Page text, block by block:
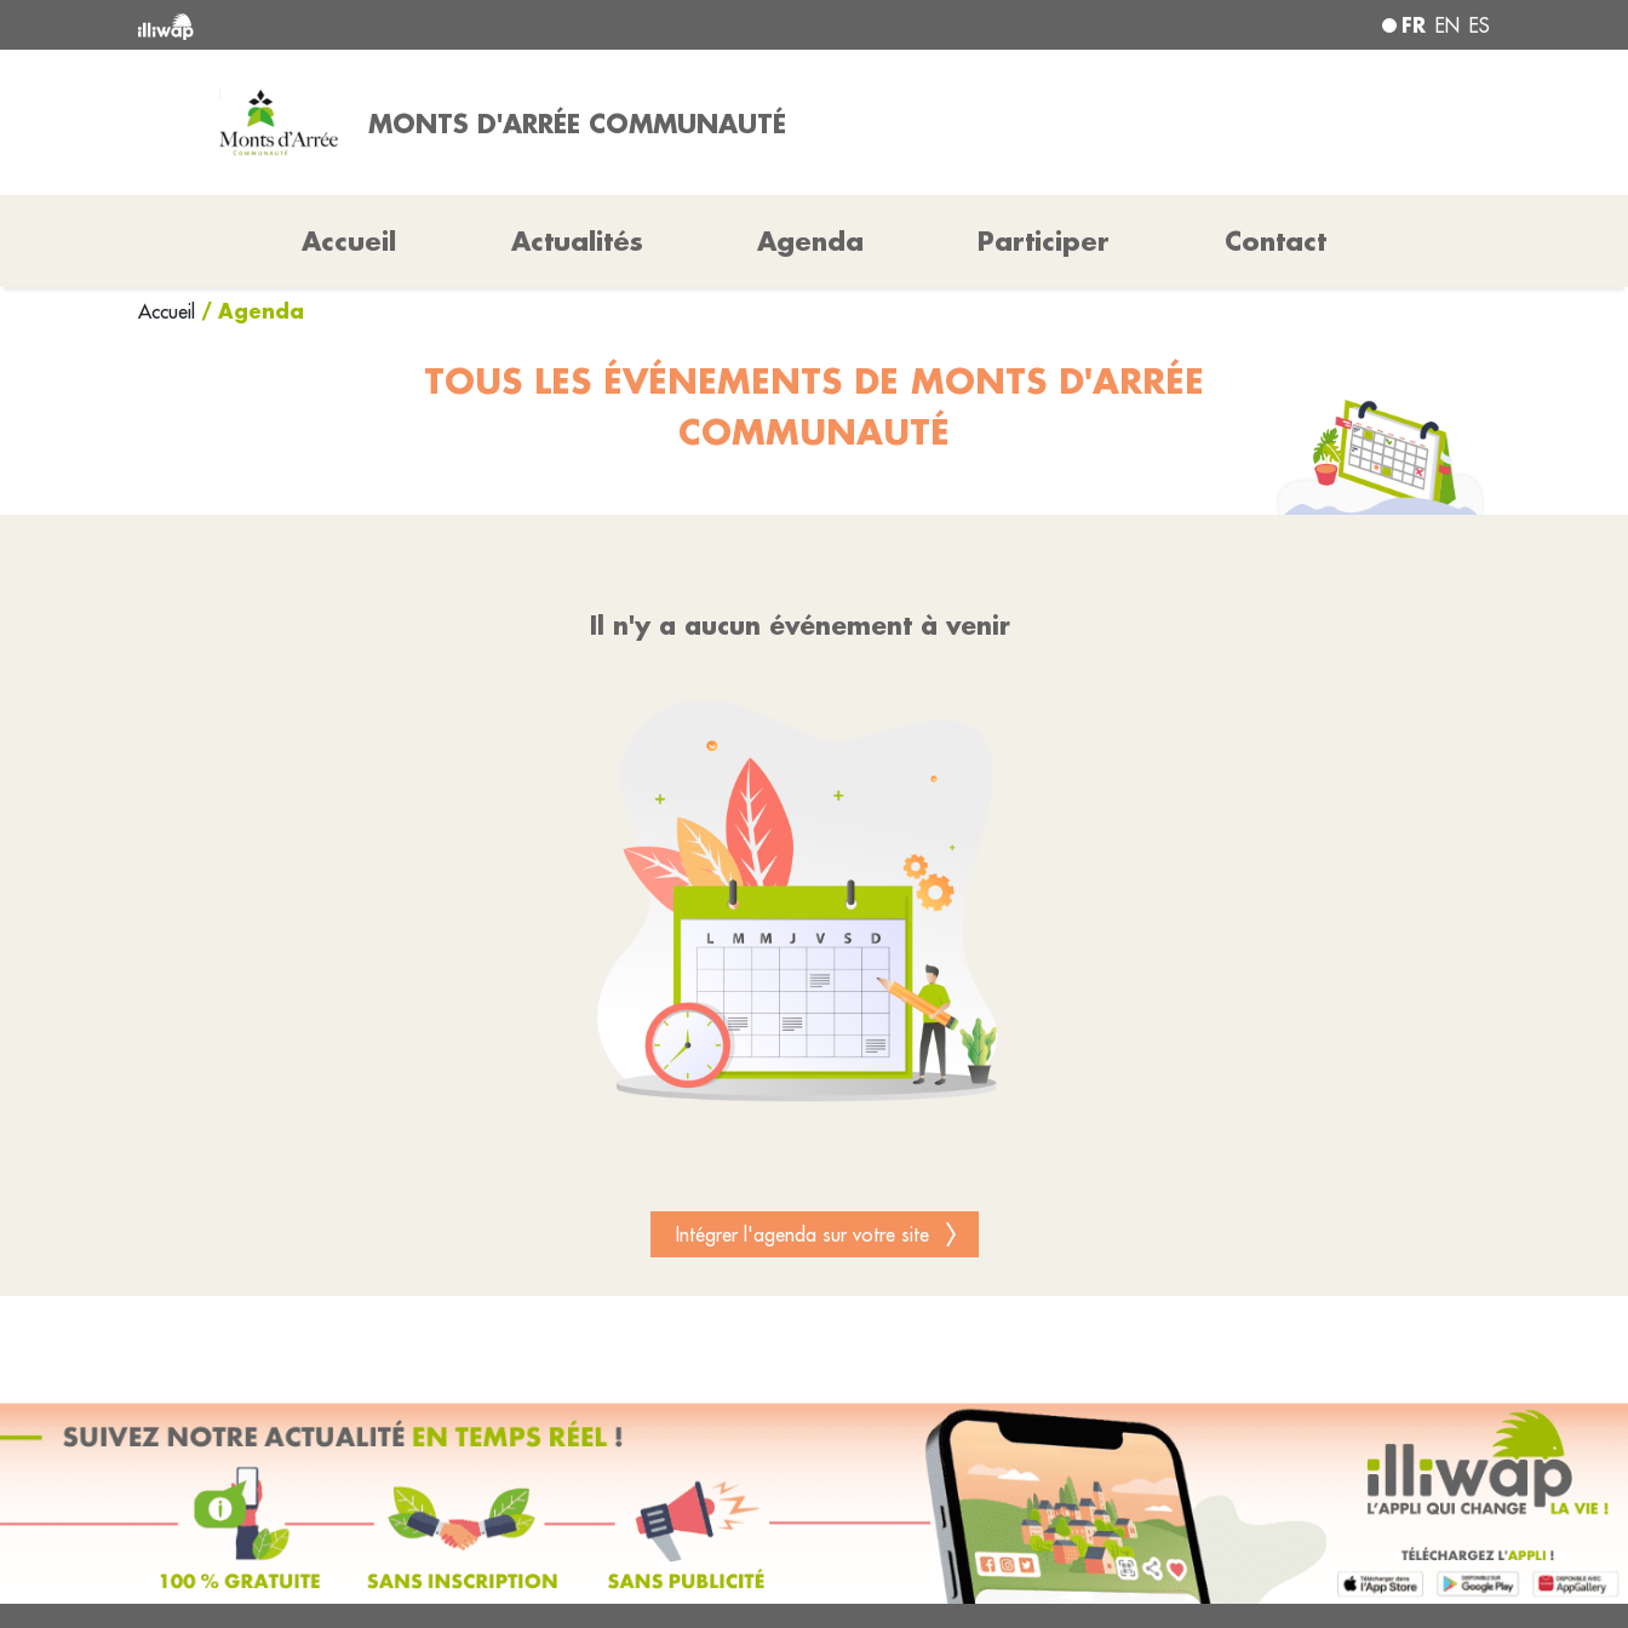
FR EN ES
MONTS D'ARRÉE COMMUNAUTÉ
Accueil Actualités Agenda Participer Contact
Accueil / Agenda
TOUS LES ÉVÉNEMENTS DE MONTS D'ARRÉE
COMMUNAUTÉ
Il n'y a aucun événement à venir
Intégrer l'agenda sur votre site